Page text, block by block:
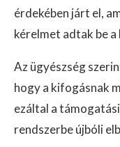
érdekében járt el,
kérelmet adtak be
Az ügyészség
hogy a kifogásnak
ezáltal a
rendszerbe újbóli